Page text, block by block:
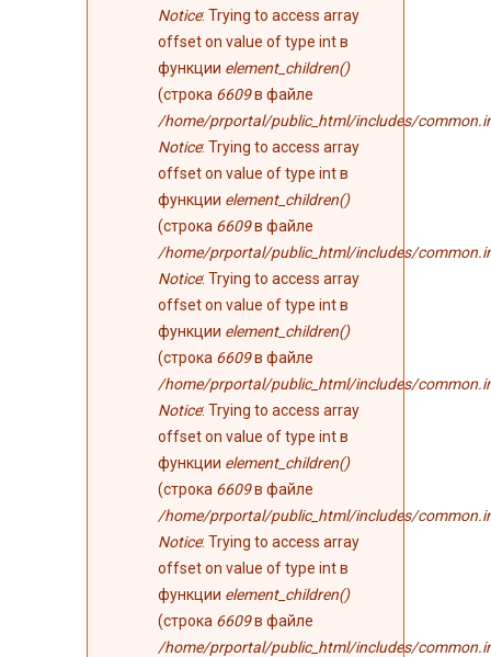
Notice: Trying to access array
offset on value of type int в
функции element_children()
(строка 6609в файле
/home/prportal/public_html/includes/
Notice: Trying to access array
offset on value of type int в
функции element_children()
(строка 6609в файле
/home/prportal/public_html/includes/
Notice: Trying to access array
offset on value of type int в
функции element_children()
(строка 6609в файле
/home/prportal/public_html/includes/
Notice: Trying to access array
offset on value of type int в
функции element_children()
(строка 6609в файле
/home/prportal/public_html/includes/
Notice: Trying to access array
offset on value of type int в
функции element_children()
(строка 6609в файле
/home/prportal/public_html/includes/